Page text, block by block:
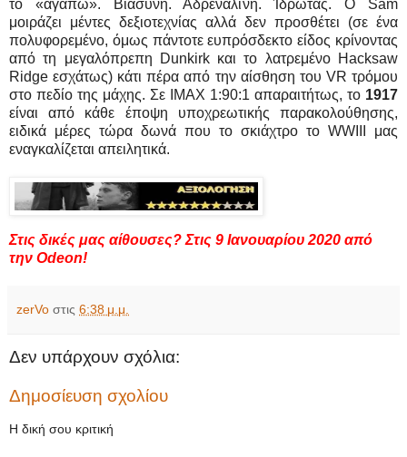
το «αγαπώ». Βιασύνη. Αδρεναλίνη. Ίδρωτας. Ο Sam
μοιράζει μέντες δεξιοτεχνίας αλλά δεν προσθέτει (σε ένα
πολυφορεμένο, όμως πάντοτε ευπρόσδεκτο είδος κρίνοντας
από τη μεγαλόπρεπη Dunkirk και το λατρεμένο Hacksaw
Ridge εσχάτως) κάτι πέρα από την αίσθηση του VR τρόμου
στο πεδίο της μάχης. Σε IMAX 1:90:1 απαραιτήτως, το 1917
είναι από κάθε έποψη υποχρεωτικής παρακολούθησης,
ειδικά μέρες τώρα δωνά που το σκιάχτρο το WWIII μας
εναγκαλίζεται απειλητικά.
Στις δικές μας αίθουσες? Στις 9 Ιανουαρίου 2020 από
την Odeon!
zerVo στις 6:38 μ.μ.
Δεν υπάρχουν σχόλια:
Δημοσίευση σχολίου
Η δική σου κριτική